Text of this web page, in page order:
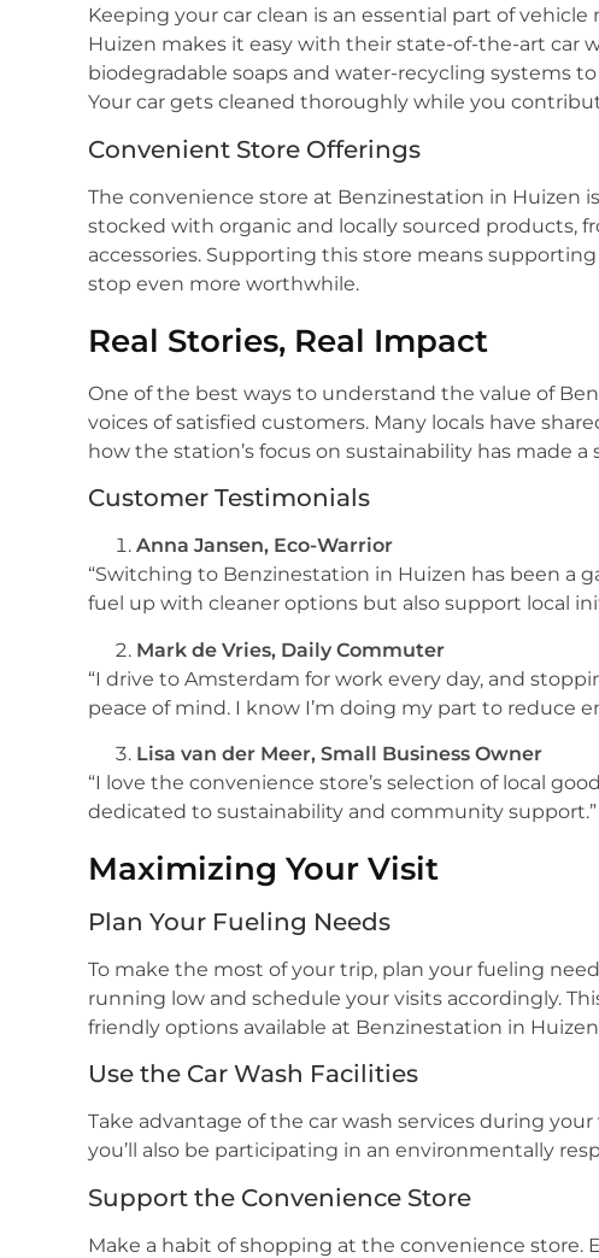
Keeping your car clean is an essential part of
Huizen makes it easy with their state-of-the-art car
biodegradable soaps and water-recycling systems
Your car gets cleaned thoroughly while you
Convenient Store Offerings
The convenience store at Benzinestation in Huizen
stocked with organic and locally sourced products,
accessories. Supporting this store means
stop even more worthwhile.
Real Stories, Real Impact
One of the best ways to understand the value of
voices of satisfied customers. Many locals have
how the station’s focus on sustainability has made
Customer Testimonials
Anna Jansen, Eco-Warrior
“Switching to Benzinestation in Huizen has been a
fuel up with cleaner options but also support local
Mark de Vries, Daily Commuter
“I drive to Amsterdam for work every day, and
peace of mind. I know I’m doing my part to reduce
Lisa van der Meer, Small Business Owner
“I love the convenience store’s selection of local
dedicated to sustainability and community support.”
Maximizing Your Visit
Plan Your Fueling Needs
To make the most of your trip, plan your fueling
running low and schedule your visits accordingly.
friendly options available at Benzinestation in
Use the Car Wash Facilities
Take advantage of the car wash services during
you’ll also be participating in an environmentally
Support the Convenience Store
Make a habit of shopping at the convenience store.